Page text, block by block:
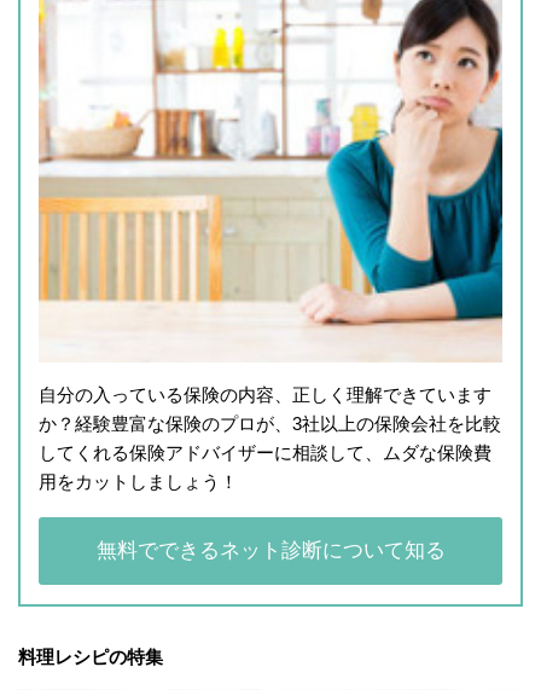
自分の入っている保険の内容、正しく理解できています
か？経験豊富な保険のプロが、3社以上の保険会社を比較
してくれる保険アドバイザーに相談して、ムダな保険費
用をカットしましょう！
無料でできるネット診断について知る
料理レシピの特集